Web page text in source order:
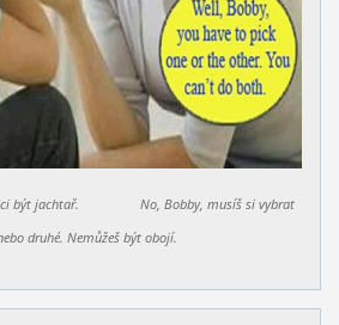
chci být jachtař. No, Bobby, musíš si vybrat
druhé. Nemůžeš být obojí.